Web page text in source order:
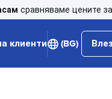
сравняваме цените
клиенти (BG)